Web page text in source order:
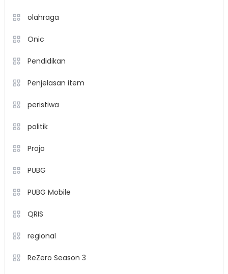
olahraga
Onic
Pendidikan
Penjelasan item
peristiwa
politik
Projo
PUBG
PUBG Mobile
QRIS
regional
ReZero Season 3